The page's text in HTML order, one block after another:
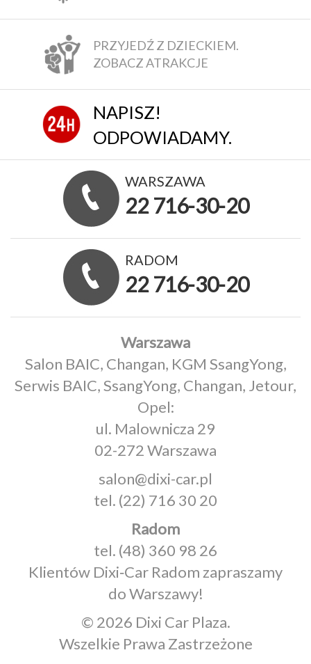
PRZYJEDŹ Z DZIECKIEM.
ZOBACZ ATRAKCJE
NAPISZ!
ODPOWIADAMY.
WARSZAWA
22 716-30-20
RADOM
22 716-30-20
Warszawa
Salon BAIC, Changan, KGM SsangYong,
Serwis BAIC, SsangYong, Changan, Jetour,
Opel:
ul. Malownicza 29
02-272 Warszawa
salon@dixi-car.pl
tel. (22) 716 30 20
Radom
tel. (48) 360 98 26
Klientów Dixi‑Car Radom zapraszamy
do Warszawy!
© 2026 Dixi Car Plaza.
Wszelkie Prawa Zastrzeżone